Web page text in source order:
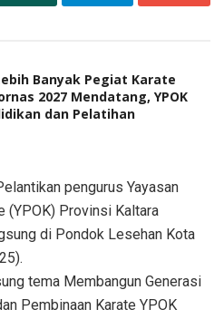
Banyak Pegiat Karate
2027 Mendatang, YPOK
dan Pelatihan
pengurus Yayasan
(YPOK) Provinsi Kaltara
di Pondok Lesehan Kota
tema Membangun Generasi
Pembinaan Karate YPOK